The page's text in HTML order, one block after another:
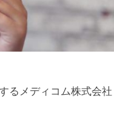
るメディコム株式会社